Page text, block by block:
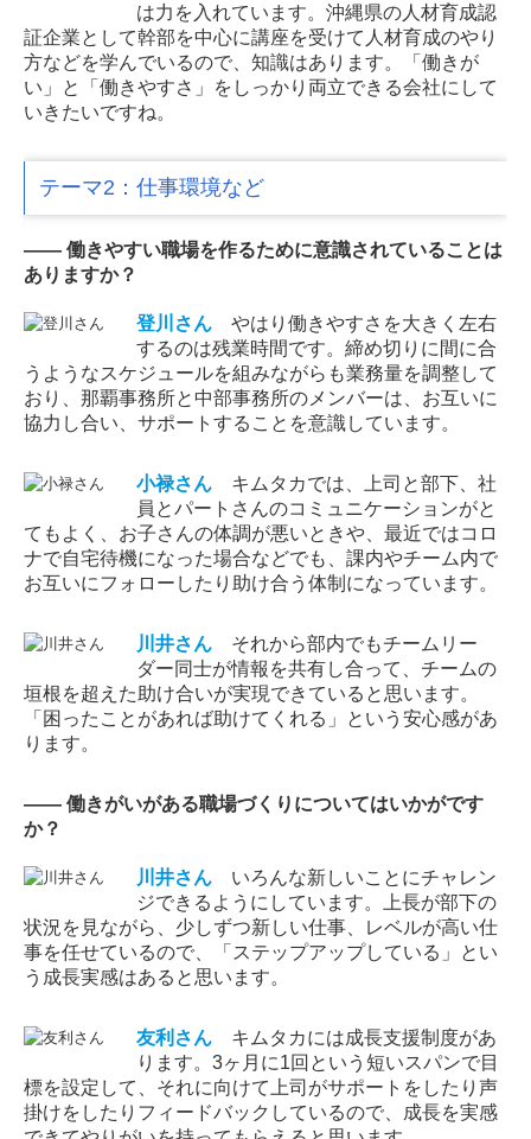
は力を入れています。沖縄県の人材育成認
証企業として幹部を中心に講座を受けて人材育成のやり
方などを学んでいるので、知識はあります。「働きが
い」と「働きやすさ」をしっかり両立できる会社にして
いきたいですね。
テーマ2：仕事環境など
―― 働きやすい職場を作るために意識されていることは
ありますか？
登川 さんやはり働きやすさを大きく左右
するのは残業時間です。締め切りに間に合
うようなスケジュールを組みながらも業務量を調整して
おり、那覇事務所と中部事務所のメンバーは、お互いに
協力し合い、サポートすることを意識しています。
小禄さんキムタカでは、上司と部下、社
員とパートさんのコミュニケーションがと
てもよく、お子さんの体調が悪いときや、最近ではコロ
ナで自宅待機になった場合などでも、課内やチーム内で
お互いにフォローしたり助け合う体制になっています。
川井さんそれから部内でもチームリー
ダー同士が情報を共有し合って、チームの
垣根を超えた助け合いが実現できていると思います。
「困ったことがあれば助けてくれる」という安心感があ
ります。
―― 働きがいがある職場づくりについてはいかがです
か？
川井さんいろんな新しいことにチャレン
ジできるようにしています。上長が部下の
状況を見ながら、少しずつ新しい仕事、レベルが高い仕
事を任せているので、「ステップアップしている」とい
う成長実感はあると思います。
友利 さんキムタカには成長支援制度があ
ります。3ヶ月に1回という短いスパンで目
標を設定して、それに向けて上司がサポートをしたり声
掛けをしたりフィードバックしているので、成長を実感